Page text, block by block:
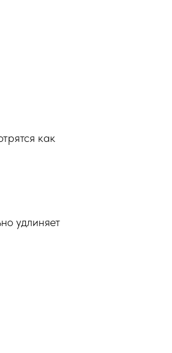
как
удлиняет